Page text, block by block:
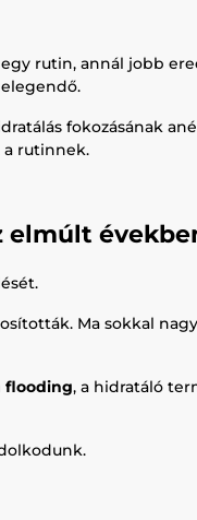
rutin, annál jobb
fokozásának
a rutinnek.
Ma sokkal
flooding, a hidratáló